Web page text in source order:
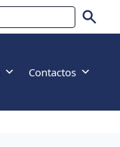
Contactos